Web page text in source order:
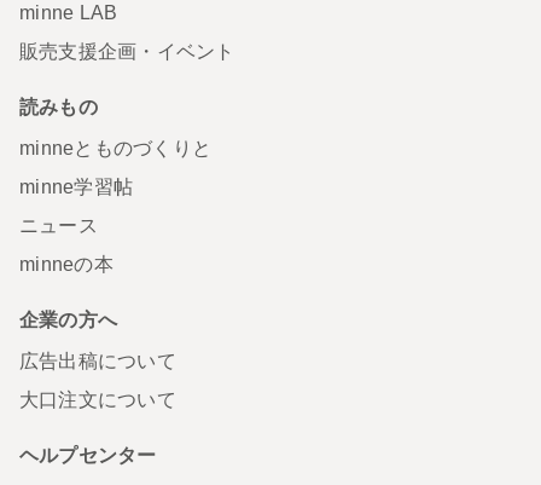
minne LAB
販売支援企画・イベント
読みもの
minneとものづくりと
minne学習帖
ニュース
minneの本
企業の方へ
広告出稿について
大口注文について
ヘルプセンター